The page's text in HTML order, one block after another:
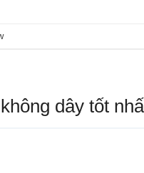
dây tốt